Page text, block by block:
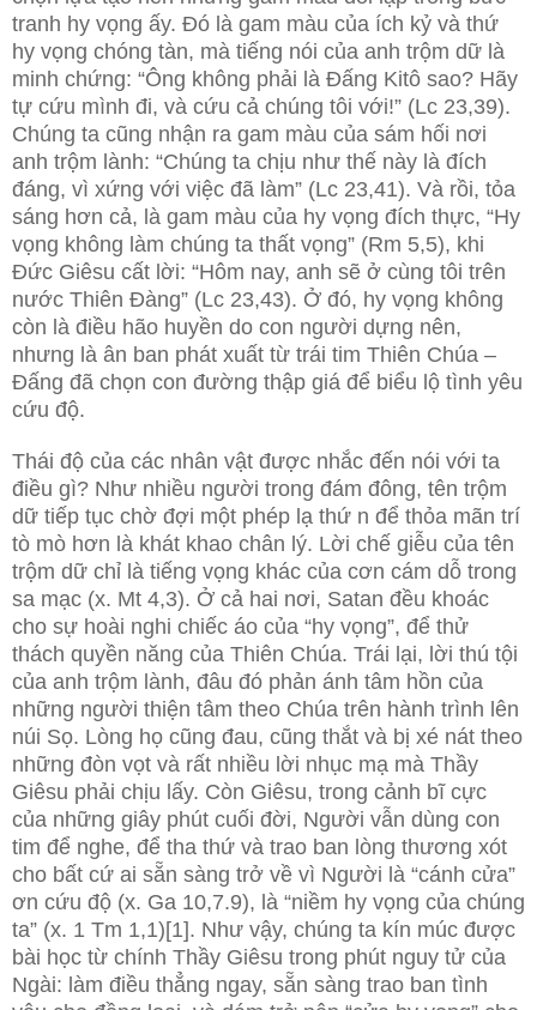
tranh hy vọng ấy. Đó là gam màu của ích kỷ và thứ
hy vọng chóng tàn, mà tiếng nói của anh trộm dữ là
minh chứng: “Ông không phải là Đấng Kitô sao? Hãy
tự cứu mình đi, và cứu cả chúng tôi với!” (Lc 23,39).
Chúng ta cũng nhận ra gam màu của sám hối nơi
anh trộm lành: “Chúng ta chịu như thế này là đích
đáng, vì xứng với việc đã làm” (Lc 23,41). Và rồi, tỏa
sáng hơn cả, là gam màu của hy vọng đích thực, “Hy
vọng không làm chúng ta thất vọng” (Rm 5,5), khi
Đức Giêsu cất lời: “Hôm nay, anh sẽ ở cùng tôi trên
nước Thiên Đàng” (Lc 23,43). Ở đó, hy vọng không
còn là điều hão huyền do con người dựng nên,
nhưng là ân ban phát xuất từ trái tim Thiên Chúa –
Đấng đã chọn con đường thập giá để biểu lộ tình yêu
cứu độ.
Thái độ của các nhân vật được nhắc đến nói với ta
điều gì? Như nhiều người trong đám đông, tên trộm
dữ tiếp tục chờ đợi một phép lạ thứ n để thỏa mãn trí
tò mò hơn là khát khao chân lý. Lời chế giễu của tên
trộm dữ chỉ là tiếng vọng khác của cơn cám dỗ trong
sa mạc (x. Mt 4,3). Ở cả hai nơi, Satan đều khoác
cho sự hoài nghi chiếc áo của “hy vọng”, để thử
thách quyền năng của Thiên Chúa. Trái lại, lời thú tội
của anh trộm lành, đâu đó phản ánh tâm hồn của
những người thiện tâm theo Chúa trên hành trình lên
núi Sọ. Lòng họ cũng đau, cũng thắt và bị xé nát theo
những đòn vọt và rất nhiều lời nhục mạ mà Thầy
Giêsu phải chịu lấy. Còn Giêsu, trong cảnh bĩ cực
của những giây phút cuối đời, Người vẫn dùng con
tim để nghe, để tha thứ và trao ban lòng thương xót
cho bất cứ ai sẵn sàng trở về vì Người là “cánh cửa”
ơn cứu độ (x. Ga 10,7.9), là “niềm hy vọng của chúng
ta” (x. 1 Tm 1,1)[1]. Như vậy, chúng ta kín múc được
bài học từ chính Thầy Giêsu trong phút nguy tử của
Ngài: làm điều thẳng ngay, sẵn sàng trao ban tình